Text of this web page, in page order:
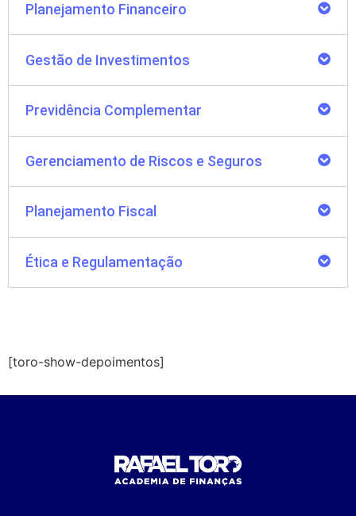
Planejamento Financeiro
Gestão de Investimentos
Previdência Complementar
Gerenciamento de Riscos e Seguros
Planejamento Fiscal
Ética e Regulamentação
[toro-show-depoimentos]